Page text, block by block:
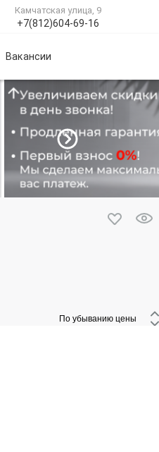
+7(812)604-69-16
Камчатская улица, 9
Вакансии